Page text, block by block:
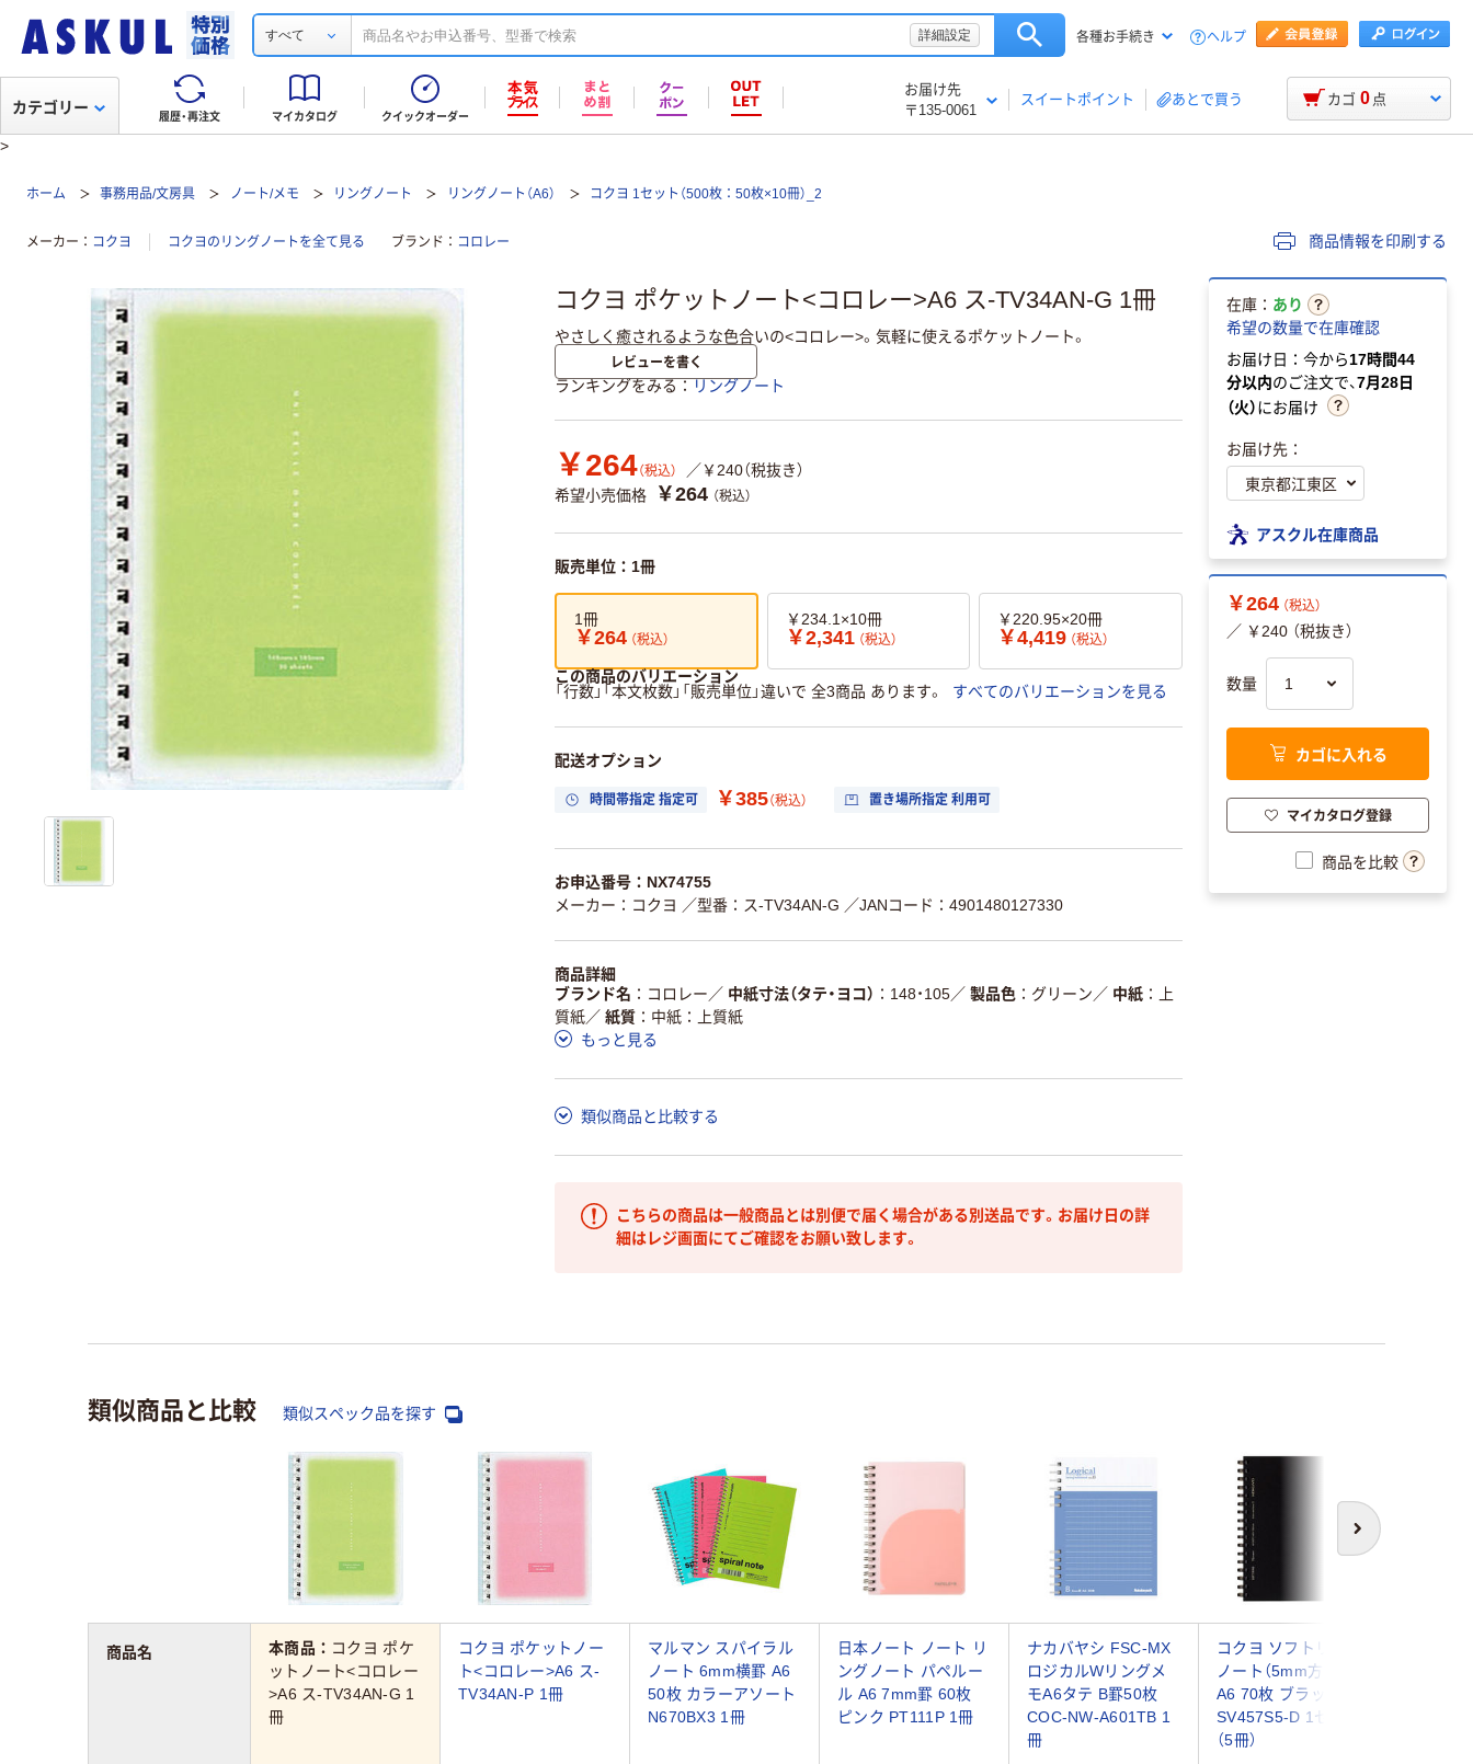
すべて 詳細設定 各種お手続き ヘルプ
履歴・再注文 マイカタログ クイックオーダー
お届け先
〒135-0061
スイートポイント あとで買う
カテゴリー カゴ 0 点
>
ホーム 事務用品/文房具 ノート/メモ リングノート リングノート（A6） コクヨ 1セット（500枚：50枚×10冊）_2
メーカー コクヨ コクヨのリングノートを全て見る ブランド コロレー 商品情報を印刷する
コクヨ ポケットノート<コロレー>A6 ス-TV34AN-G 1冊
やさしく癒されるような色合いの<コロレー>。気軽に使えるポケットノート。
レビューを書く
ランキングをみる リングノート
￥264（税込）
／￥240（税抜き）
希望小売価格
￥264 （税込）
販売単位：1冊
1冊
￥264 （税込）
￥234.1×10冊
￥2,341 （税込）
￥220.95×20冊
￥4,419 （税込）
この商品のバリエーション
「行数」「本文枚数」「販売単位」違いで 全3商品 あります。
すべてのバリエーションを見る
配送オプション
時間帯指定 指定可 ￥385（税込） 置き場所指定 利用可
お申込番号：NX74755
メーカー：コクヨ ／型番：ス-TV34AN-G ／JANコード：4901480127330
商品詳細
ブランド名
コロレー ／ 中紙寸法（タテ・ヨコ） 148・105／ 製品色 グリーン ／ 中紙
上
質紙／ 紙質
中紙：上質紙
もっと見る
類似商品と比較する
こちらの商品は一般商品とは別便で届く場合がある別送品です。お届け日の詳
細はレジ画面にてご確認をお願い致します。
在庫： あり
希望の数量で在庫確認
お届け日：今から17時間44
分以内のご注文で、7月28日
（火）にお届け
お届け先：
アスクル在庫商品
￥264 （税込）
／ ￥240 （税抜き）
数量
カゴに入れる
マイカタログ登録
商品を比較
類似商品と比較 類似スペック品を探す
次へ
本商品： コクヨ ポケ
ットノート<コロレー
>A6 ス-TV34AN-G 1
冊
コクヨ ポケットノー
ト<コロレー>A6 ス-
TV34AN-P 1冊
マルマン スパイラル
ノート 6mm横罫 A6
50枚 カラーアソート
N670BX3 1冊
日本ノート ノート リ
ングノート パペルー
ル A6 7mm罫 60枚
ピンク PT111P 1冊
ナカバヤシ FSC-MX
ロジカルWリングメ
モA6タテ B罫50枚
COC-NW-A601TB 1
冊
コクヨ ソフトリング
ノート（5mm方眼罫）
A6 70枚 ブラック ス-
SV457S5-D 1セット
（5冊）
商品名